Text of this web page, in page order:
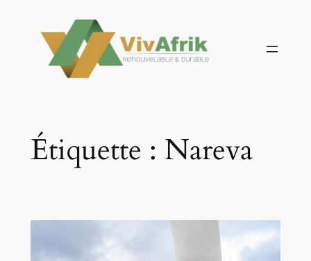
contenu
Étiquette : Nareva